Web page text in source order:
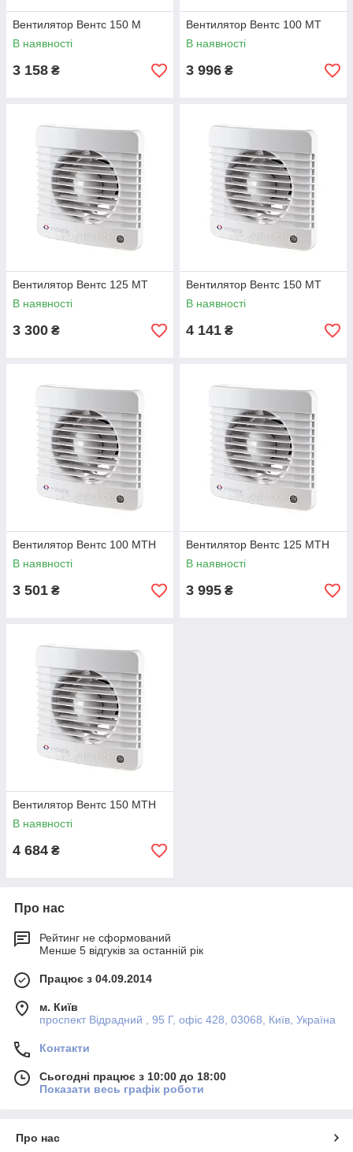
Вентилятор Вентс 150 М
В наявності
3 158 ₴
Вентилятор Вентс 100 МТ
В наявності
3 996 ₴
Вентилятор Вентс 125 МТ
В наявності
3 300 ₴
Вентилятор Вентс 150 МТ
В наявності
4 141 ₴
Вентилятор Вентс 100 МТН
В наявності
3 501 ₴
Вентилятор Вентс 125 МТН
В наявності
3 995 ₴
Вентилятор Вентс 150 МТН
В наявності
4 684 ₴
Про нас
Рейтинг не сформований
Менше 5 відгуків за останній рік
Працює з 04.09.2014
м. Київ
проспект Відрадний , 95 Г, офіс 428, 03068, Київ, Україна
Контакти
Сьогодні працює з 10:00 до 18:00
Показати весь графік роботи
Про нас